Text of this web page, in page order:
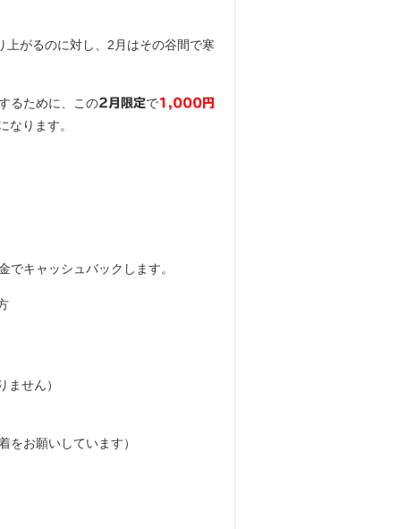
がるのに対し、2月はその谷間で寒
るために、この2月限定で1,000円
なります。
キャッシュバックします。
せん）
お願いしています）